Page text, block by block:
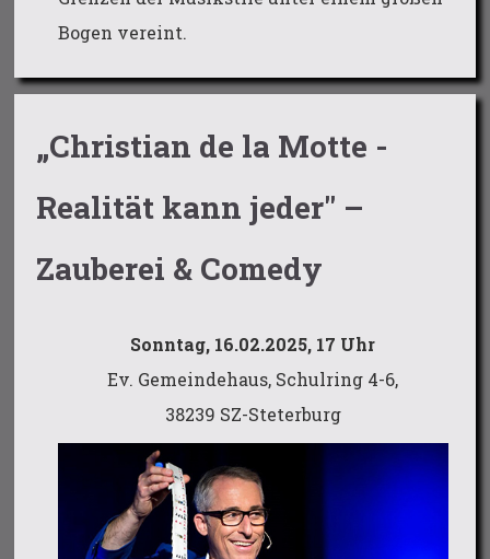
Bogen vereint.
„Christian de la Motte -
Realität kann jeder" –
Zauberei & Comedy
Sonntag, 16.02.2025, 17 Uhr
Ev. Gemeindehaus, Schulring 4-6,
38239 SZ-Steterburg